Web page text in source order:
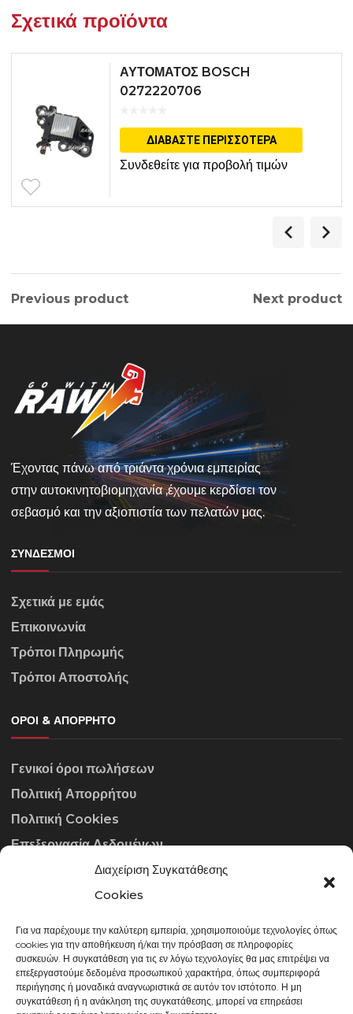
Διαχείριση Συγκατάθεσης
Cookies
Για να παρέχουμε την καλύτερη εμπειρία, χρησιμοποιούμε τεχνολογίες όπως
cookies για την αποθήκευση ή/και την πρόσβαση σε πληροφορίες
συσκευών. Η συγκατάθεση για τις εν λόγω τεχνολογίες θα μας επιτρέψει να
επεξεργαστούμε δεδομένα προσωπικού χαρακτήρα, όπως συμπεριφορά
περιήγησης ή μοναδικά αναγνωριστικά σε αυτόν τον ιστότοπο. Η μη
συγκατάθεση ή η ανάκληση της συγκατάθεσης, μπορεί να επηρεάσει
Σχετικά προϊόντα
ΑΥΤΟΜΑΤΟΣ BOSCH
0272220706
ΔΙΑΒΆΣΤΕ ΠΕΡΙΣΣΌΤΕΡΑ
Συνδεθείτε για προβολή τιμών
Previous product Next product
Έχοντας πάνω από τριάντα χρόνια εμπειρίας
στην αυτοκινητοβιομηχανία ,έχουμε κερδίσει τον
σεβασμό και την αξιοπιστία των πελατών μας.
ΣΎΝΔΕΣΜΟΙ
Σχετικά με εμάς
Επικοινωνία
Τρόποι Πληρωμής
Τρόποι Αποστολής
ΌΡΟΙ & ΑΠΌΡΡΗΤΟ
Γενικοί όροι πωλήσεων
Πολιτική Απορρήτου
Πολιτική Cookies
Επεξεργασία Δεδομένων
info@gowithraw.gr
24310 35062
Δευ. - Παρ. 08:00 - 20:00